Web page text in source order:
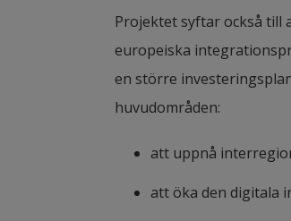
Projektet syftar också till
europeiska
en större
huvudområden:
att uppnå
att öka den digitala